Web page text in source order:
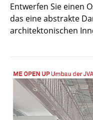
Entwerfen Sie einen
das eine abstrakte
architektonischen